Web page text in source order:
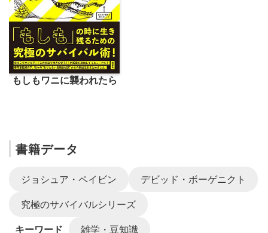
もしもワニに襲われたら
書籍データ
ジョシュア・ペイビン デビッド・ボーゲニクト
究極のサバイバルシリーズ
キーワード 雑学・豆知識